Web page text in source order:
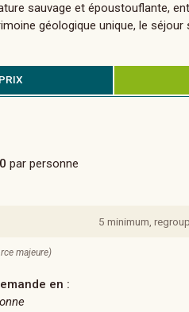
sauvage et époustouflante,
géologique unique, le
par personne
5 minimum,
majeure)
en :